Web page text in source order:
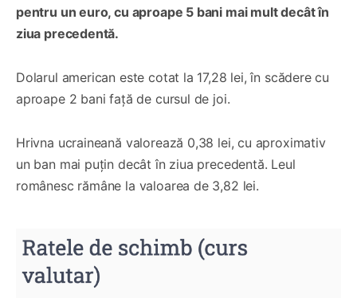
pentru un euro, cu aproape 5 bani mai mult decât în
ziua precedentă.
Dolarul american este cotat la 17,28 lei, în scădere cu
aproape 2 bani față de cursul de joi.
Hrivna ucraineană valorează 0,38 lei, cu aproximativ
un ban mai puțin decât în ziua precedentă. Leul
românesc rămâne la valoarea de 3,82 lei.